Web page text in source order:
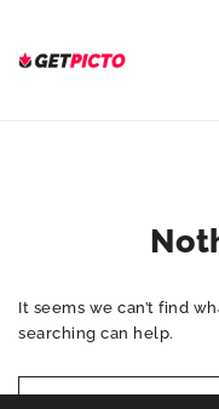
content
It seems we can’t find
searching can help.